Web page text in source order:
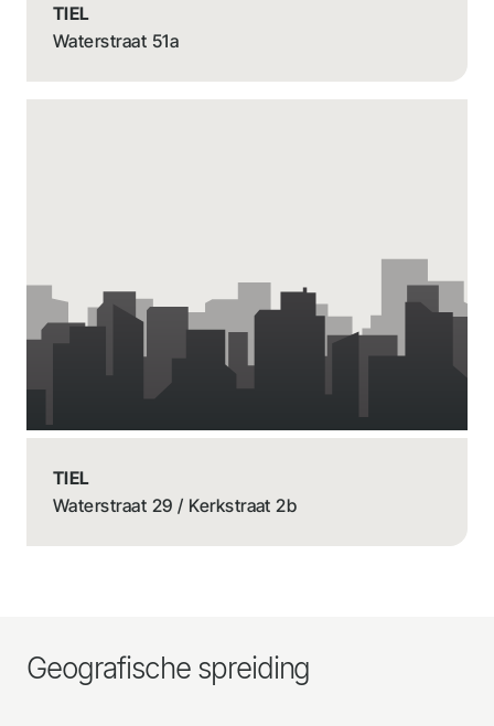
TIEL
Waterstraat 51a
TIEL
Waterstraat 29 / Kerkstraat 2b
Geografische spreiding